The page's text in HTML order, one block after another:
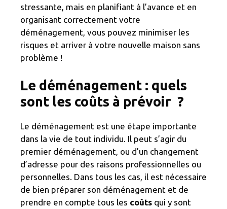
stressante, mais en planifiant à l’avance et en
organisant correctement votre
déménagement, vous pouvez minimiser les
risques et arriver à votre nouvelle maison sans
problème !
Le déménagement : quels
sont les coûts à prévoir ?
Le déménagement est une étape importante
dans la vie de tout individu. Il peut s’agir du
premier déménagement, ou d’un changement
d’adresse pour des raisons professionnelles ou
personnelles. Dans tous les cas, il est nécessaire
de bien préparer son déménagement et de
prendre en compte tous les coûts qui y sont